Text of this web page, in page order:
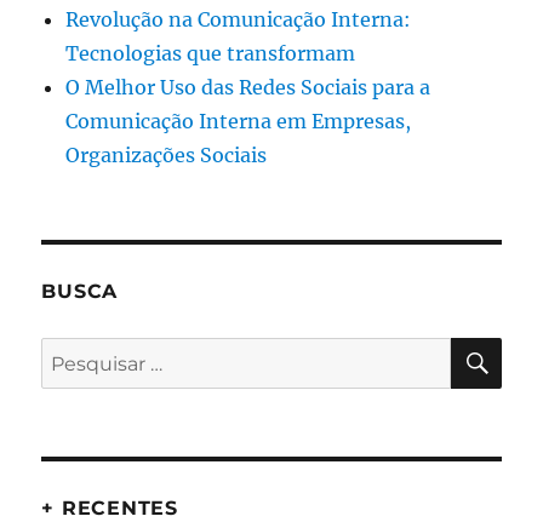
Revolução na Comunicação Interna:
Tecnologias que transformam
O Melhor Uso das Redes Sociais para a
Comunicação Interna em Empresas,
Organizações Sociais
BUSCA
Pesquisar
por:
+ RECENTES